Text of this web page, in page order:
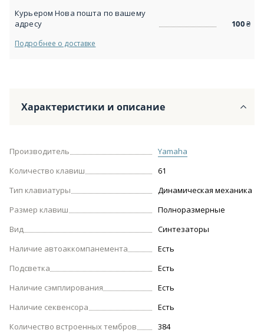
Курьером Нова пошта по вашему
адресу
100₴
Подробнее о доставке
Характеристики и описание
Производитель
Yamaha
Количество клавиш
61
Тип клавиатуры
Динамическая механика
Размер клавиш
Полноразмерные
Вид
Синтезаторы
Наличие автоаккомпанемента
Есть
Подсветка
Есть
Наличие сэмплирования
Есть
Наличие секвенсора
Есть
Количество встроенных тембров
384